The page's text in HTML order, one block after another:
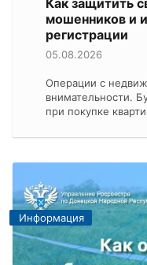
Как защитить
мошенников и
регистрации
05.08.2026
Операции с
внимательности.
при покупке
Информация